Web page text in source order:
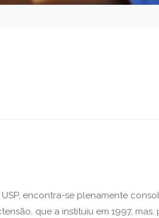
encontra-se plenamente
que a instituiu em 1997,